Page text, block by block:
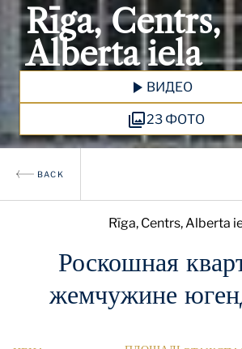
Rīga, Centrs,
Alberta iela
ВИДЕО
23 ФОТО
BACK
Rīga, Centrs, Alberta
Роскошная
жемчужине